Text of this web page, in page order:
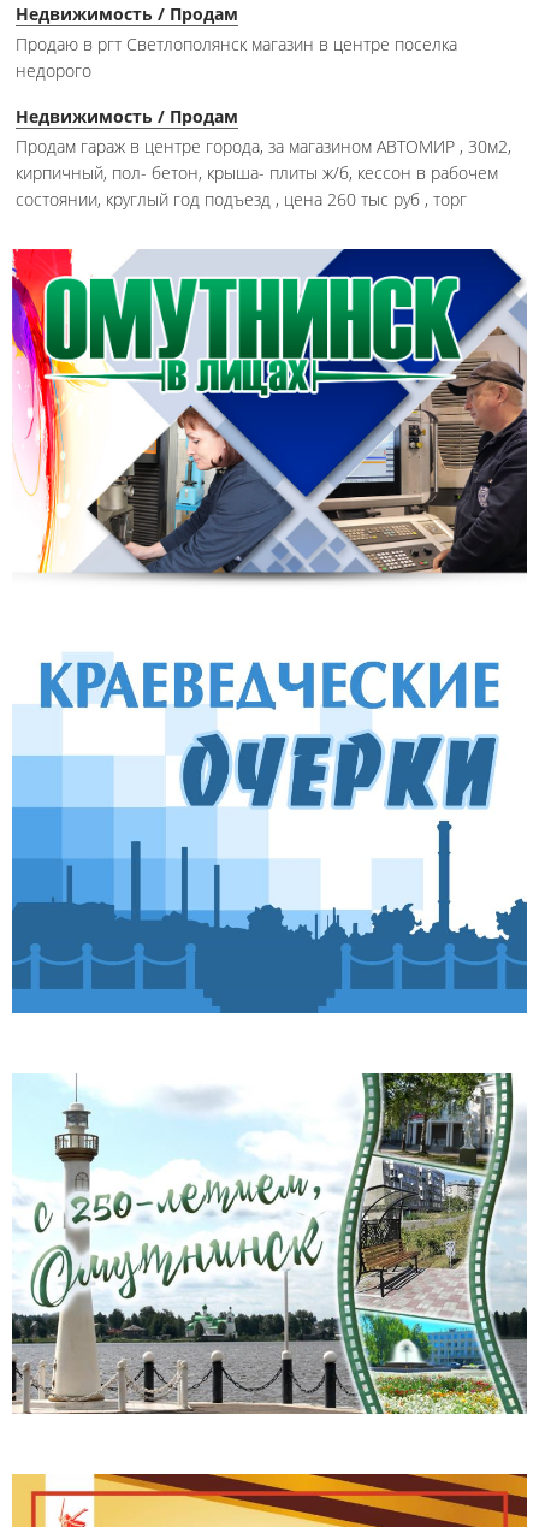
Недвижимость / Продам
Продаю в ргт Светлополянск магазин в центре поселка
недорого
Недвижимость / Продам
Продам гараж в центре города, за магазином АВТОМИР , 30м2,
кирпичный, пол- бетон, крыша- плиты ж/б, кессон в рабочем
состоянии, круглый год подъезд , цена 260 тыс руб , торг